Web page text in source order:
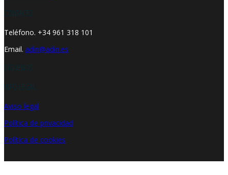
CONTACTO
Teléfono. +34 961 318 101
Email. adin@adin.es
SÍGUENOS
INFO LEGAL
Aviso legal
Política de privacidad
Política de cookies